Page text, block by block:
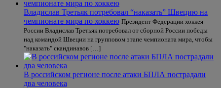
Владислав Третьяк потребовал “наказать” Швецию на
чемпионате мира по хоккею Президент Федерации хоккея
России Владислав Третьяк потребовал от сборной России победы
над командой Швеции на групповом этапе чемпионата мира, чтобы
"наказать" скандинавов […]
В российском регионе после атаки БПЛА пострадали
два человека